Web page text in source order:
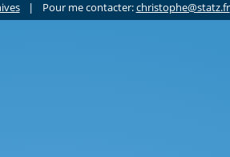
| Pour me contacter:christophe@statz.fr